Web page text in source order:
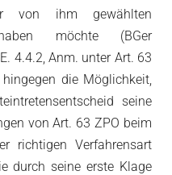
von ihm gewählten
möchte (BGer
4.4.2, Anm. unter Art. 63
die Möglichkeit,
seine
von Art. 63 ZPO beim
richtigen Verfahrensart
durch seine erste Klage